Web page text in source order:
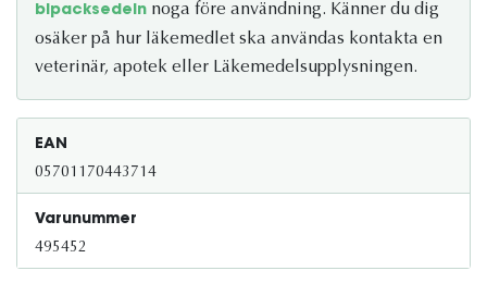
bipacksedeln noga före användning. Känner du dig
osäker på hur läkemedlet ska användas kontakta en
veterinär, apotek eller Läkemedelsupplysningen.
EAN
05701170443714
Varunummer
495452